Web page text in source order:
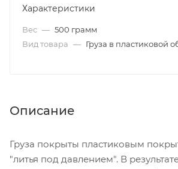
Характеристики
Вес — 500 грамм
Вид товара — Груза в пластиковой
Описание
Груза покрыты пластиковым
"литья под давлением". В